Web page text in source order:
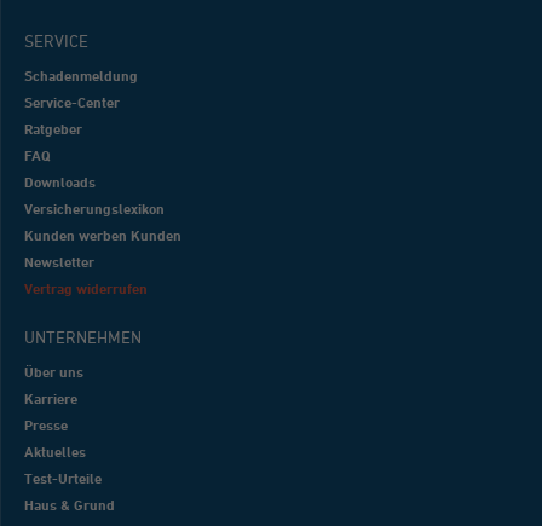
SERVICE
Schadenmeldung
Service-Center
Ratgeber
FAQ
Downloads
Versicherungslexikon
Kunden werben Kunden
Newsletter
Vertrag widerrufen
UNTERNEHMEN
Über uns
Karriere
Presse
Aktuelles
Test-Urteile
Haus & Grund